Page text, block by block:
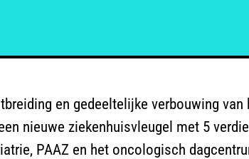
en gedeeltelijke verbouwing
nieuwe ziekenhuisvleugel met 5
PAAZ en het oncologisch